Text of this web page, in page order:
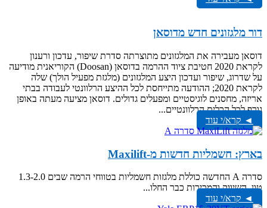
דור מלגזונים חדש מדוסאן
דוסאן מעבירה את המלגזונים מתוצרתה סדרת שיפור, עדכון ורענון
לקראת 2020 חטיבת ציוד ההרמה בדוסאן (Doosan) הקוריאנית מודיעה
על שדרוג, שיפור ועדכון היצע המלגזונים (מלגזת מפעיל הולך) שלה
לקראת 2020; ההודעה מתייחסת לכל ההיצע הרלוונטי לעבודה בבתי
אריזה, מחסנים לוגיסטיים ומפעלים גדולים. דוסאן מציעה מעתה באופן
גורף לכל הכלים הרלוונטיים...
◄ קרא/י עוד
בארץ: חשמליות חדשות מ-Maxilift
סדרה A החדשה כוללת מלגזות חשמליות בטווחי הרמה שבים 1.3-2.0
טון. השיווק והמכירות כבר החלו...
◄ קרא/י עוד